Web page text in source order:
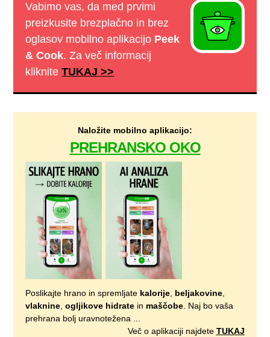
Vabimo vas, da med prvimi
preizkusite brezplačno in brez
oglasov mobilno aplikacijo Peek
& Cook. Za več informacij
klikniteTUKAJ >>
Naložite mobilno aplikacijo:
PREHRANSKO OKO
Poslikajte hrano in spremljate kalorije, beljakovine,
vlaknine,ogljikove hidrate in maščobe. Naj bo vaša
prehrana bolj uravnotežena ...
Več o aplikaciji najdete TUKAJ